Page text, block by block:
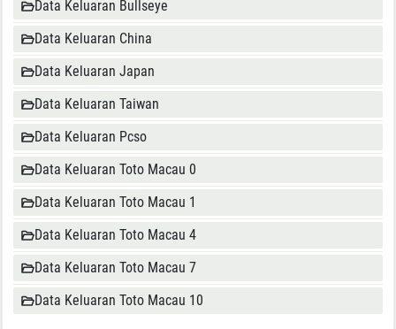
Data Keluaran Bullseye
Data Keluaran China
Data Keluaran Japan
Data Keluaran Taiwan
Data Keluaran Pcso
Data Keluaran Toto Macau 0
Data Keluaran Toto Macau 1
Data Keluaran Toto Macau 4
Data Keluaran Toto Macau 7
Data Keluaran Toto Macau 10